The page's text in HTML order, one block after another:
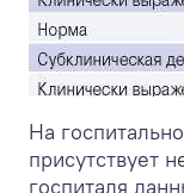
На
присутствует
госпиталя